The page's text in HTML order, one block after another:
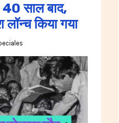
40 साल बाद,
किया गया